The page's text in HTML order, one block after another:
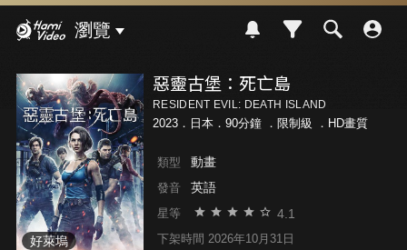
瀏覽
好萊塢
惡靈古堡：死亡島
RESIDENT EVIL: DEATH ISLAND
2023．日本．90分鐘 ． 限制級 ．HD畫質
類型 動畫
發音 英語
星等 4.1
下架時間 2026年10月31日